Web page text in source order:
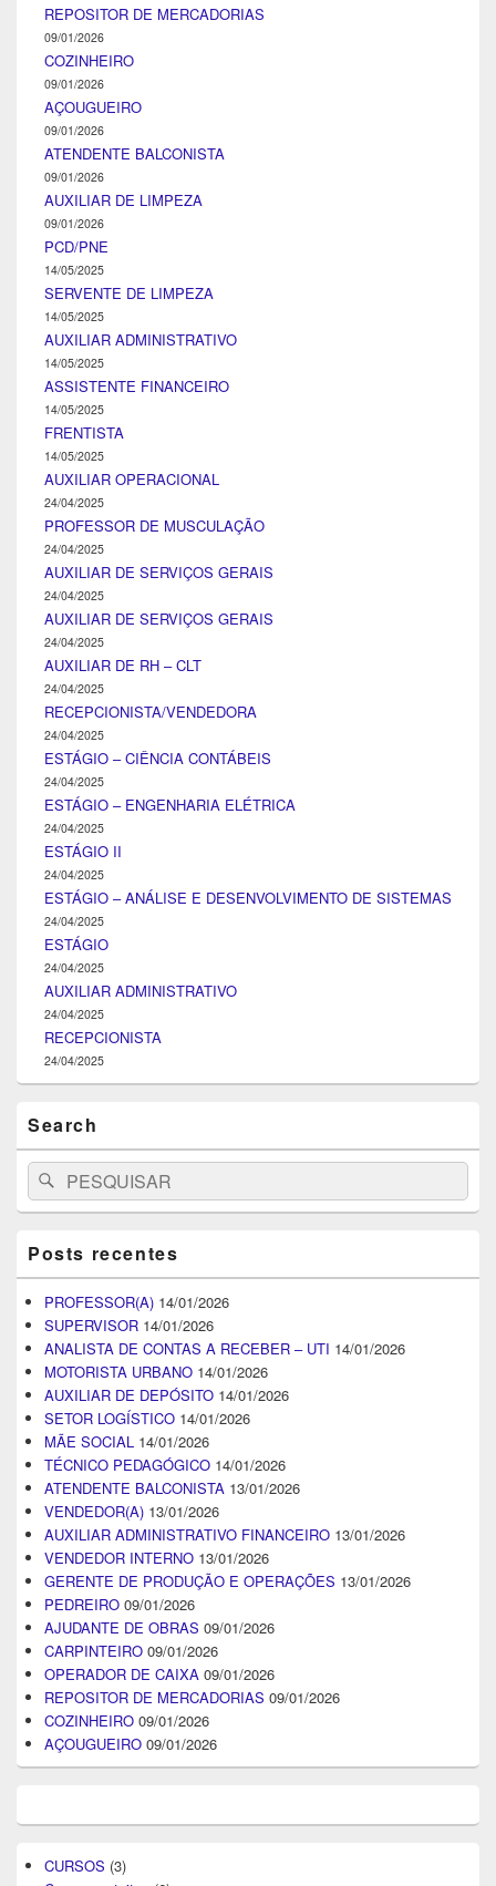
REPOSITOR DE MERCADORIAS
09/01/2026
COZINHEIRO
09/01/2026
AÇOUGUEIRO
09/01/2026
ATENDENTE BALCONISTA
09/01/2026
AUXILIAR DE LIMPEZA
09/01/2026
PCD/PNE
14/05/2025
SERVENTE DE LIMPEZA
14/05/2025
AUXILIAR ADMINISTRATIVO
14/05/2025
ASSISTENTE FINANCEIRO
14/05/2025
FRENTISTA
14/05/2025
AUXILIAR OPERACIONAL
24/04/2025
PROFESSOR DE MUSCULAÇÃO
24/04/2025
AUXILIAR DE SERVIÇOS GERAIS
24/04/2025
AUXILIAR DE SERVIÇOS GERAIS
24/04/2025
AUXILIAR DE RH – CLT
24/04/2025
RECEPCIONISTA/VENDEDORA
24/04/2025
ESTÁGIO – CIÊNCIA CONTÁBEIS
24/04/2025
ESTÁGIO – ENGENHARIA ELÉTRICA
24/04/2025
ESTÁGIO II
24/04/2025
ESTÁGIO – ANÁLISE E DESENVOLVIMENTO DE SISTEMAS
24/04/2025
ESTÁGIO
24/04/2025
AUXILIAR ADMINISTRATIVO
24/04/2025
RECEPCIONISTA
24/04/2025
Search
Search
for:
Pesquisar
Posts recentes
PROFESSOR(A) 14/01/2026
SUPERVISOR 14/01/2026
ANALISTA DE CONTAS A RECEBER – UTI 14/01/2026
MOTORISTA URBANO 14/01/2026
AUXILIAR DE DEPÓSITO 14/01/2026
SETOR LOGÍSTICO 14/01/2026
MÃE SOCIAL 14/01/2026
TÉCNICO PEDAGÓGICO 14/01/2026
ATENDENTE BALCONISTA 13/01/2026
VENDEDOR(A) 13/01/2026
AUXILIAR ADMINISTRATIVO FINANCEIRO 13/01/2026
VENDEDOR INTERNO 13/01/2026
GERENTE DE PRODUÇÃO E OPERAÇÕES 13/01/2026
PEDREIRO 09/01/2026
AJUDANTE DE OBRAS 09/01/2026
CARPINTEIRO 09/01/2026
OPERADOR DE CAIXA 09/01/2026
REPOSITOR DE MERCADORIAS 09/01/2026
COZINHEIRO 09/01/2026
AÇOUGUEIRO 09/01/2026
CURSOS (3)